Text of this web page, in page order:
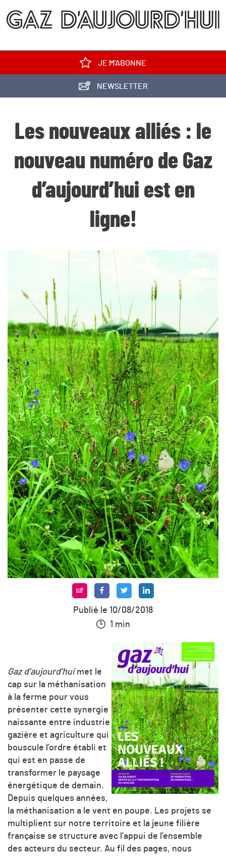
JE M'ABONNE
NEWSLETTER
Les nouveaux alliés : le
nouveau numéro de Gaz
d’aujourd’hui est en
ligne!
Publié le 10/08/2018
1 min
Gaz d’aujourd’huimet le
cap sur la méthanisation
à la ferme pour vous
présenter cette synergie
naissante entre industrie
gazière et agriculture qui
bouscule l’ordre établi et
qui est en passe de
transformer le paysage
énergétique de demain.
Depuis quelques années,
la méthanisation a le vent en poupe. Les projets se
multiplient sur notre territoire et la jeune filière
française se structure avec l’appui de l’ensemble
des acteurs du secteur. Au fil des pages, nous